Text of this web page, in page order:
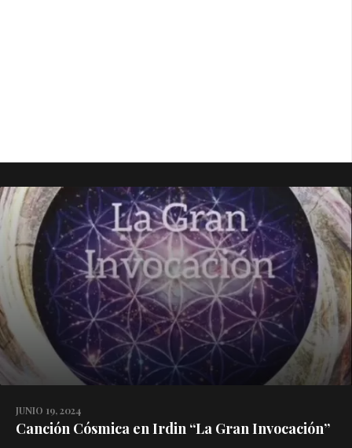
JUNIO 19, 2024
Canción Cósmica en Irdin “La Gran Invocación”